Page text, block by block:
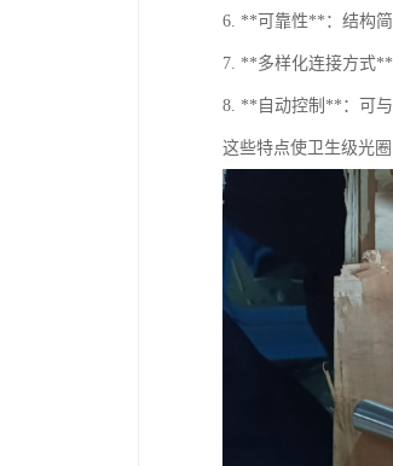
6. **可靠性**：结构简
7. **多样化连接方式
8. **自动控制**：可与
这些特点使卫生级光